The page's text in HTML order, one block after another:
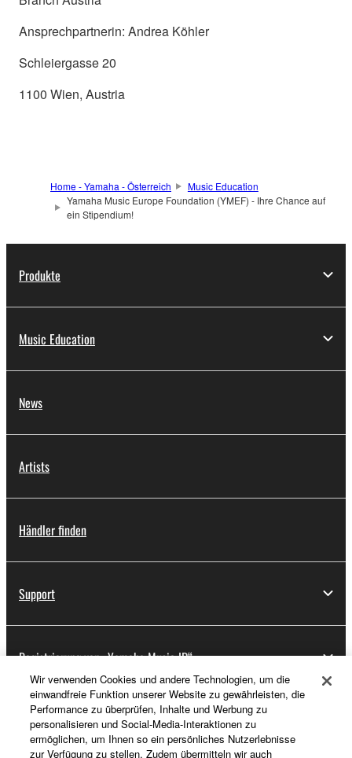
Ansprechpartnerin: Andrea Köhler
Schleiergasse 20
1100 Wien, Austria
Home - Yamaha - Österreich
Music Education
Yamaha Music Europe Foundation (YMEF) - Ihre Chance auf
ein Stipendium!
Produkte
Music Education
News
Artists
Händler finden
Support
Registrierung von „Yamaha Music ID“
Über Yamaha
Wir verwenden Cookies und andere Technologien, um die
einwandfreie Funktion unserer Website zu gewährleisten, die
Performance zu überprüfen, Inhalte und Werbung zu
personalisieren und Social-Media-Interaktionen zu
ermöglichen, um Ihnen so ein persönliches Nutzerlebnisse
zur Verfügung zu stellen. Zudem übermitteln wir auch